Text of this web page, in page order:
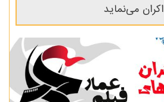
اکران می‌نماید